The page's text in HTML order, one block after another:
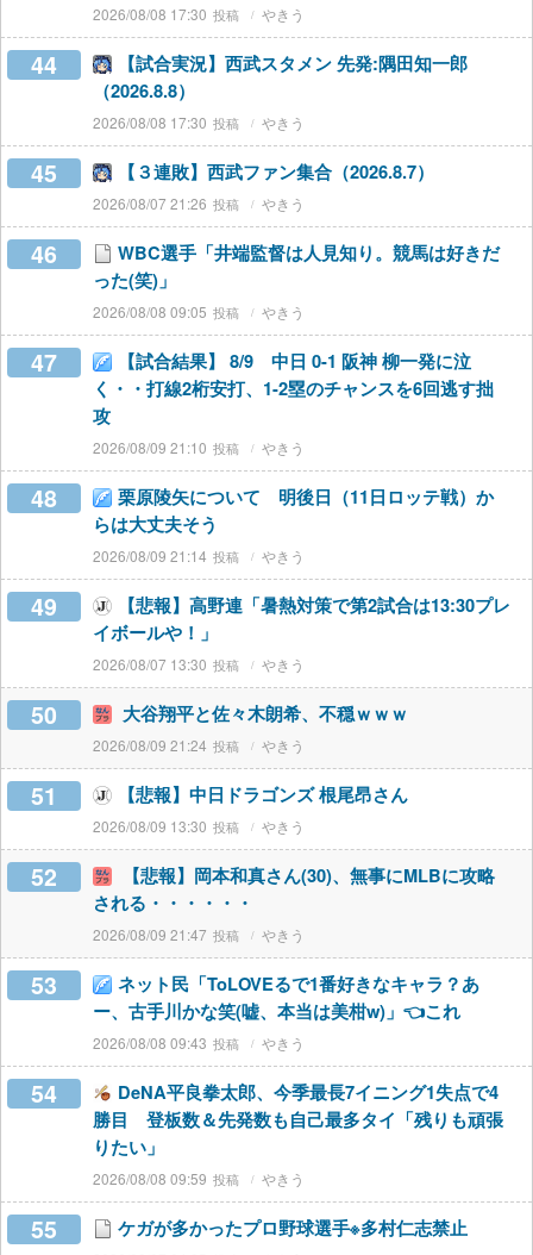
2026/08/08 17:30 やきう
44
【試合実況】西武スタメン 先発:隅田知一郎
（2026.8.8）
2026/08/08 17:30 やきう
45 【３連敗】西武ファン集合（2026.8.7）
2026/08/07 21:26 やきう
46
WBC選手「井端監督は人見知り。競馬は好きだ
った(笑)」
2026/08/08 09:05 やきう
47
【試合結果】 8/9 中日 0-1 阪神 柳一発に泣
く・・打線2桁安打、1-2塁のチャンスを6回逃す拙
攻
2026/08/09 21:10 やきう
48
栗原陵矢について 明後日（11日ロッテ戦）か
らは大丈夫そう
2026/08/09 21:14 やきう
49
【悲報】高野連「暑熱対策で第2試合は13:30プレ
イボールや！」
2026/08/07 13:30 やきう
50 大谷翔平と佐々木朗希、不穏ｗｗｗ
2026/08/09 21:24 やきう
51 【悲報】中日ドラゴンズ 根尾昂さん
2026/08/09 13:30 やきう
52
【悲報】岡本和真さん(30)、無事にMLBに攻略
される・・・・・・
2026/08/09 21:47 やきう
53
ネット民「ToLOVEるで1番好きなキャラ？あ
ー、古手川かな笑(嘘、本当は美柑w)」👈これ
2026/08/08 09:43 やきう
54
DeNA平良拳太郎、今季最長7イニング1失点で4
勝目 登板数＆先発数も自己最多タイ「残りも頑張
りたい」
2026/08/08 09:59 やきう
55 ケガが多かったプロ野球選手※多村仁志禁止